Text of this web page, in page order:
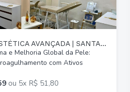
CHARLISE NOAL ESTÉTICA AVANÇADA | SANTANA
e Melhoria Global da Pele:
com Ativos
ou 5x R$ 51,80